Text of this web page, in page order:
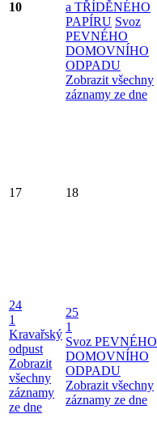
10
a TŘÍDĚNÉHO
PAPÍRU Svoz
PEVNÉHO
DOMOVNÍHO
ODPADU
Zobrazit všechny
záznamy ze dne
17 18
24
1
Kravařský
odpust
Zobrazit
všechny
záznamy
ze dne
25
1
Svoz PEVNÉHO
DOMOVNÍHO
ODPADU
Zobrazit všechny
záznamy ze dne